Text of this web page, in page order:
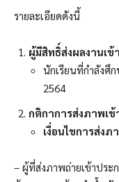
รายละเอียดดังนี้
ผู้มีสิทธิ์ส่งผลงานเข้
นักเรียนที่กำลังศึ
2564
กติกาการส่งภาพเข้
เงื่อนไขการส่งภ
– ผู้ที่ส่งภาพถ่ายเข้าประ